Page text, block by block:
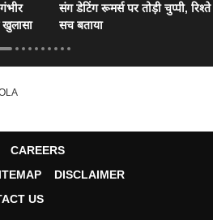
संग डेटिंग रूमर्स पर तोड़ी चुप्पी,
सच बताया
CAREERS
DISCLAIMER
US